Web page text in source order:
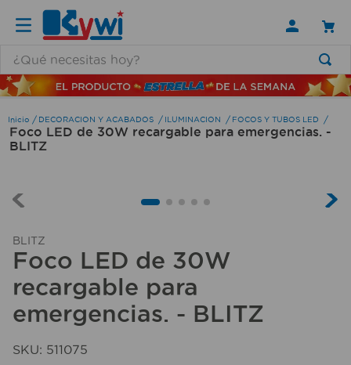
DECORACION Y ACABADOS ILUMINACION FOCOS Y TUBOS LED
Foco LED de 30W recargable para emergencias. -
BLITZ
BLITZ
Foco LED de 30W
recargable para
emergencias. - BLITZ
SKU: 511075
TÉRMINOS MÁS BUSCADOS
1 .
lamparas
2.
ducha
4.
6.
escritorio
8.
aspiradora